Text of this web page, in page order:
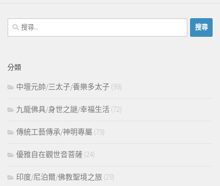
搜
尋
字:
分類
中壇元帥/三太子/養樂多太子 (99)
九龍佛具/身世之謎/幸福生活 (72)
傳統工藝傳承/神明專屬 (79)
優雅自在觀世音菩薩 (24)
印度/尼泊爾/佛教聖境之旅 (29)